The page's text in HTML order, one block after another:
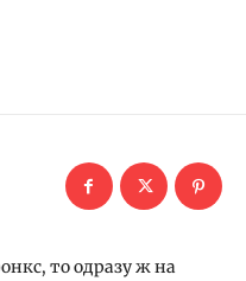
то одразу ж на